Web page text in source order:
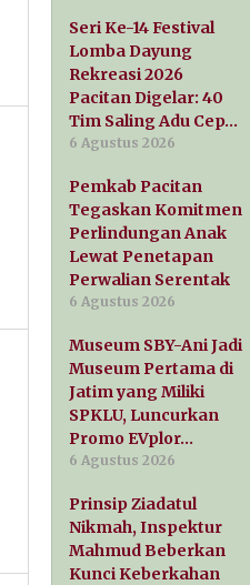
Seri Ke-14 Festival
Lomba Dayung
Rekreasi 2026
Pacitan Digelar: 40
Tim Saling Adu Cep…
6 Agustus 2026
Pemkab Pacitan
Tegaskan Komitmen
Perlindungan Anak
Lewat Penetapan
Perwalian Serentak
6 Agustus 2026
Museum SBY-Ani Jadi
Museum Pertama di
Jatim yang Miliki
SPKLU, Luncurkan
Promo EVplor…
6 Agustus 2026
Prinsip Ziadatul
Nikmah, Inspektur
Mahmud Beberkan
Kunci Keberkahan